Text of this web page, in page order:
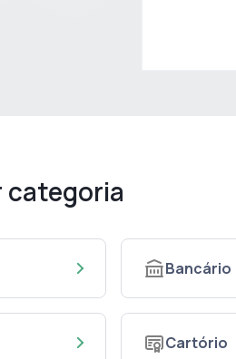
categoria
Bancário
Cartório